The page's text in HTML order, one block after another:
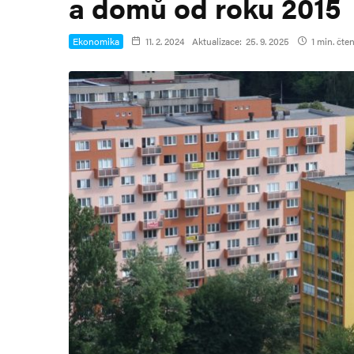
Ekonomika 11. 2. 2024 Aktualizace: 25. 9. 2025 1 min.